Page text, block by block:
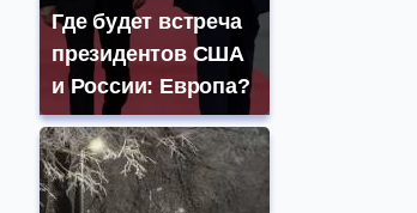
Где будет встреча
президентов США
и России: Европа?